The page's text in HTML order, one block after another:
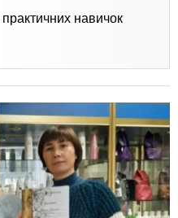
практичних навичок